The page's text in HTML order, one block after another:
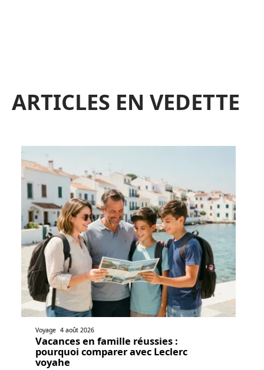
ARTICLES EN VEDETTE
Voyage 4 août 2026
Vacances en famille réussies :
pourquoi comparer avec Leclerc
voyahe